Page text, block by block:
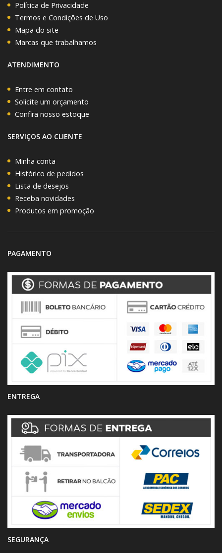
Política de Privacidade
Termos e Condições de Uso
Mapa do site
Marcas que trabalhamos
ATENDIMENTO
Entre em contato
Solicite um orçamento
Confira nosso estoque
SERVIÇOS AO CLIENTE
Minha conta
Histórico de pedidos
Lista de desejos
Receba novidades
Produtos em promoção
PAGAMENTO
ENTREGA
SEGURANÇA